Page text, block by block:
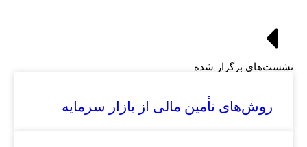
نشست‌های برگزار شده
روش‌های تأمین مالی از بازار سرمایه